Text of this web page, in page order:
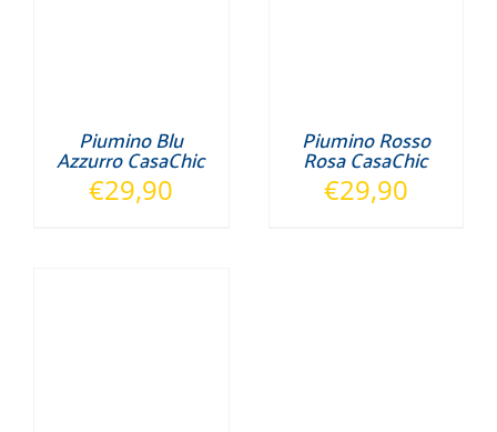
Piumino Blu
Azzurro CasaChic
€29,90
Piumino Rosso
Rosa CasaChic
€29,90